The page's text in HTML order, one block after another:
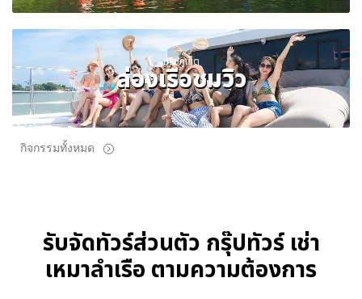
ทริปภูเก็ต
ล่องเรือชมวิว
กิจกรรมทั้งหมด
รับจัดทัวร์ส่วนตัว กรุ๊ปทัวร์ เช่า
เหมาลำเรือ ตามความต้องการ